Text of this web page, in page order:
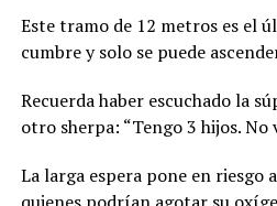
Este tramo de 12 metros es el
cumbre y solo se puede
Recuerda haber escuchado la
otro sherpa: “Tengo 3 hijos. No
La larga espera pone en riesgo